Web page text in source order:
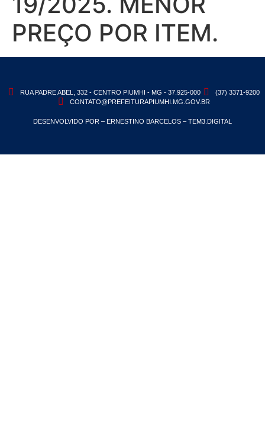
PREÇO POR ITEM.
RUA PADRE ABEL, 332 - CENTRO PIUMHI - MG - 37.925-000
(37) 3371-9200
CONTATO@PREFEITURAPIUMHI.MG.GOV.BR
DESENVOLVIDO POR – ERNESTINO BARCELOS – TEM3.DIGITAL